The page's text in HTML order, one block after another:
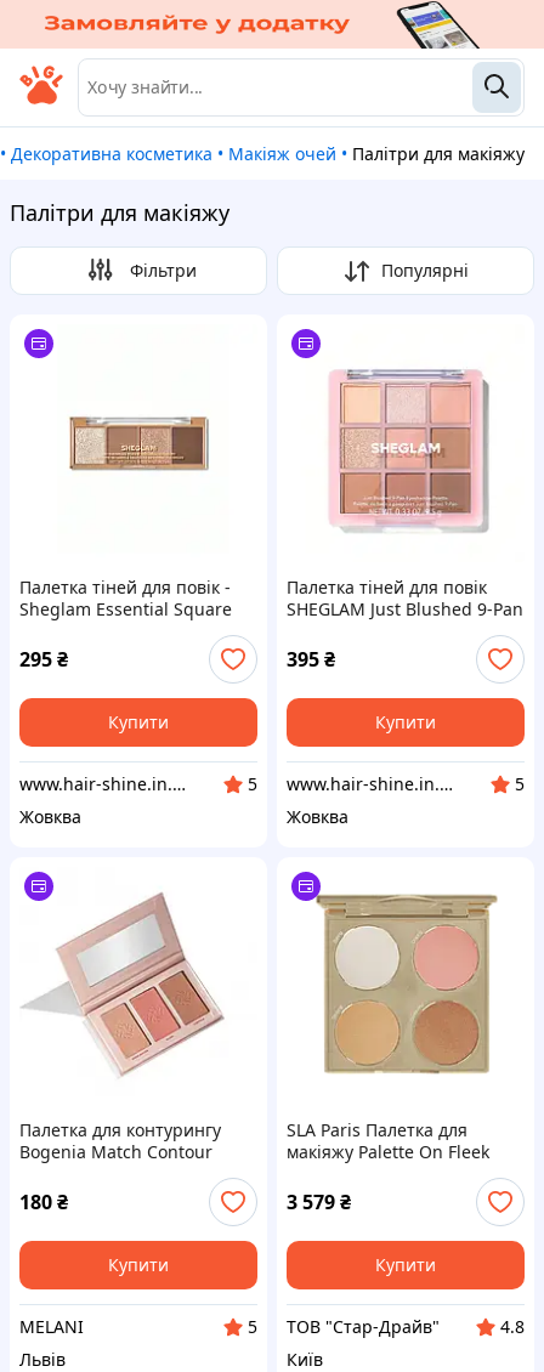
• Декоративна косметика • Макіяж очей • Палітри для макіяжу
Палітри для макіяжу
Фільтри Популярні
Палетка тіней для повік -
Sheglam Essential Square
Serendipity
295₴
Купити
www.hair-shine.in.ua
5
Жовква
Палетка тіней для повік
SHEGLAM Just Blushed 9-Pan
395₴
Купити
www.hair-shine.in.ua
5
Жовква
Палетка для контурингу
Bogenia Match Contour
180₴
Купити
MELANI
5
Львів
SLA Paris Палетка для
макіяжу Palette On Fleek
3 579₴
Купити
ТОВ "Стар-Драйв"
4.8
Київ